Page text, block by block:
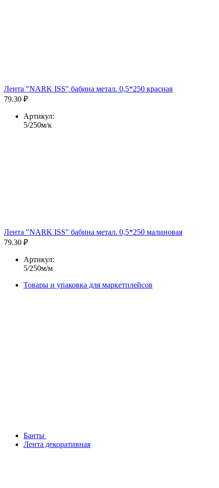
Лента "NARK ISS" бабина метал. 0,5*250 красная
79.30 ₽
Артикул:
5/250м/к
Лента "NARK ISS" бабина метал. 0,5*250 малиновая
79.30 ₽
Артикул:
5/250м/м
Товары и упаковка для маркетплейсов
Банты
Лента декоративная